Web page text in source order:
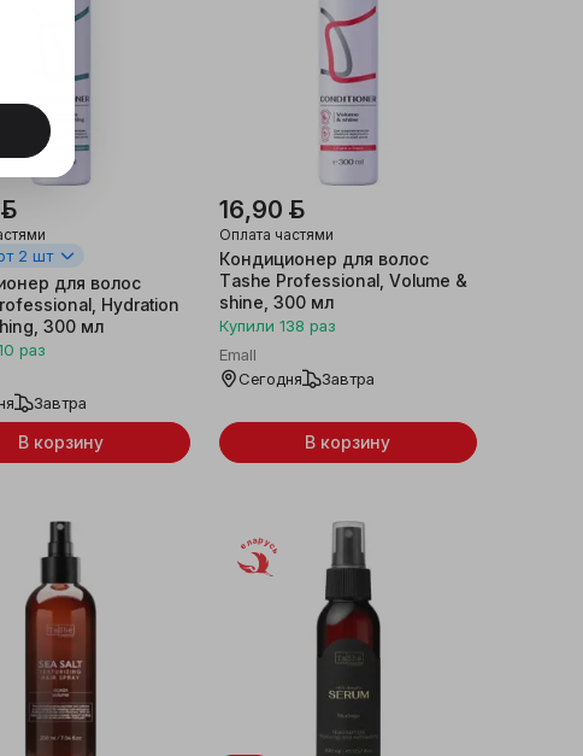
2 шт
для волос
Hydration
300 мл
раз
Завтра
В корзину
16,90 ƃ
Оплата частями
Кондиционер для волос
Tashe Professional, Volume &
shine, 300 мл
Купили 138 раз
Emall
Сегодня
Завтра
В корзину
Беларусь